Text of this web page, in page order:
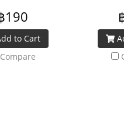
190
to Cart
Compare